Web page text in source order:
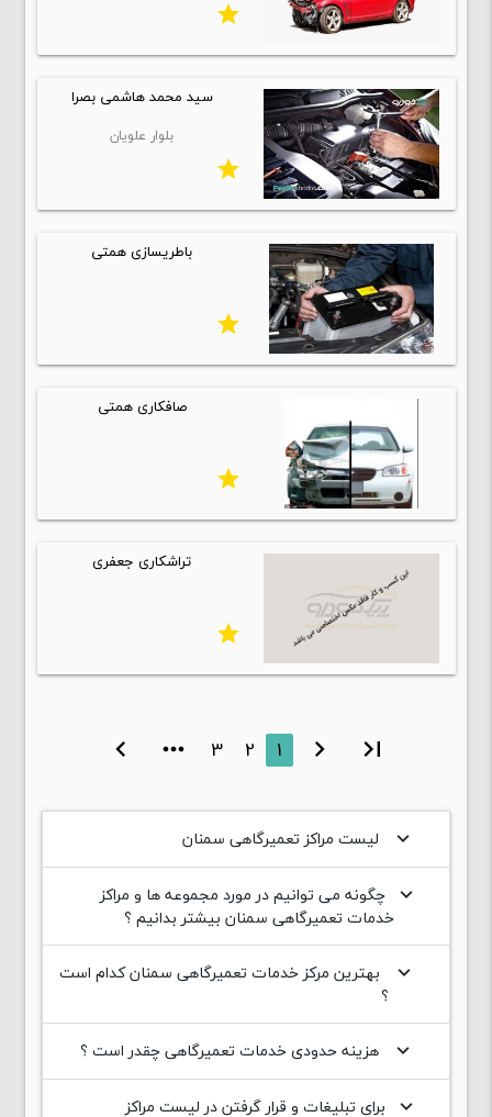
star
سید محمد هاشمی بصرا
بلوار علویان
star
باطریسازی همتی
star
صافکاری همتی
star
تراشکاری جعفری
star
first_page
chevron_left
1
2
3
more_horiz
chevron_right
keyboard_arrow_down لیست مراکز تعمیرگاهی سمنان
keyboard_arrow_down چگونه می توانیم در مورد مجموعه ها و مراکز
خدمات تعمیرگاهی سمنان بیشتر بدانیم ؟
keyboard_arrow_down
بهترین مرکز خدمات تعمیرگاهی سمنان کدام است
؟
keyboard_arrow_down هزینه حدودی خدمات تعمیرگاهی چقدر است ؟
keyboard_arrow_down
برای تبلیغات و قرار گرفتن در لیست مراکز